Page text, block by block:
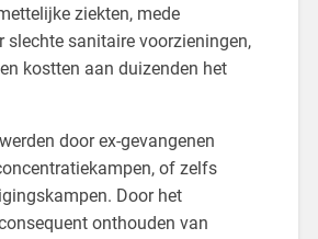
ziekten, mede
slechte sanitaire voorzieningen,
kostten aan duizenden het
door ex-gevangenen
of zelfs
Door het
onthouden van